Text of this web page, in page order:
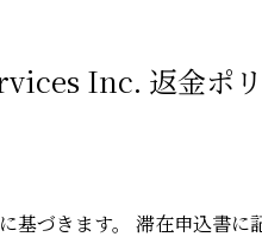
Inc. 返⾦ポ
基づきます。 滞在申込書